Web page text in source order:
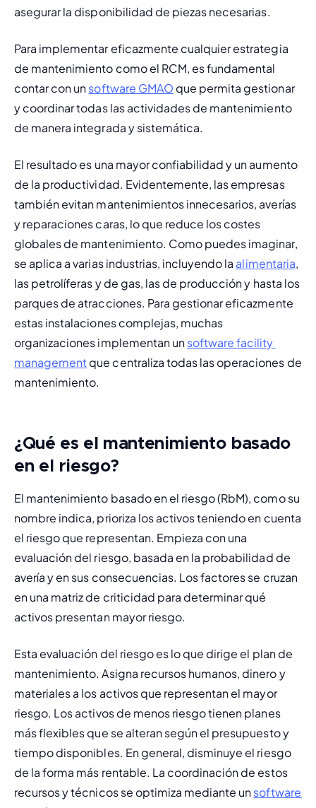
asegurar la disponibilidad de piezas necesarias.
Para implementar eficazmente cualquier estrategia
de mantenimiento como el RCM, es fundamental
contar con un software GMAO que permita gestionar
y coordinar todas las actividades de mantenimiento
de manera integrada y sistemática.
El resultado es una mayor confiabilidad y un aumento
de la productividad. Evidentemente, las empresas
también evitan mantenimientos innecesarios, averías
y reparaciones caras, lo que reduce los costes
globales de mantenimiento. Como puedes imaginar,
se aplica a varias industrias, incluyendo la alimentaria,
las petrolíferas y de gas, las de producción y hasta los
parques de atracciones. Para gestionar eficazmente
estas instalaciones complejas, muchas
organizaciones implementan un software facility
management que centraliza todas las operaciones de
mantenimiento.
¿Qué es el mantenimiento basado
en el riesgo?
El mantenimiento basado en el riesgo (RbM), como su
nombre indica, prioriza los activos teniendo en cuenta
el riesgo que representan. Empieza con una
evaluación del riesgo, basada en la probabilidad de
avería y en sus consecuencias. Los factores se cruzan
en una matriz de criticidad para determinar qué
activos presentan mayor riesgo.
Esta evaluación del riesgo es lo que dirige el plan de
mantenimiento. Asigna recursos humanos, dinero y
materiales a los activos que representan el mayor
riesgo. Los activos de menos riesgo tienen planes
más flexibles que se alteran según el presupuesto y
tiempo disponibles. En general, disminuye el riesgo
de la forma más rentable. La coordinación de estos
recursos y técnicos se optimiza mediante un software